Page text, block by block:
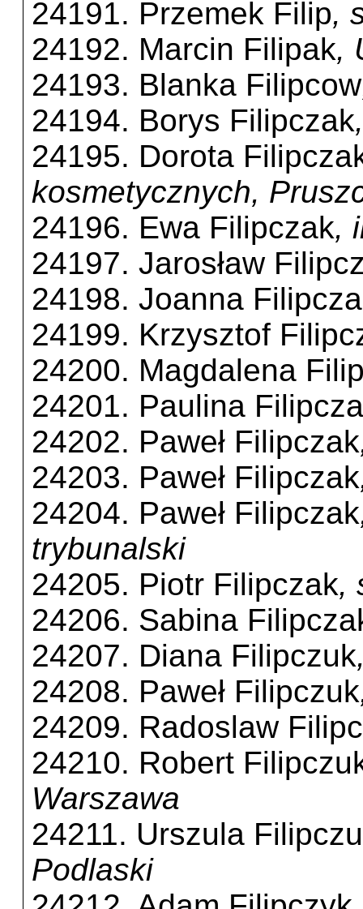
24191. Przemek Filip,
24192. Marcin Filipak,
24193. Blanka Filipcow
24194. Borys Filipczak
24195. Dorota
kosmetycznych,
24196. Ewa Filipczak,
24197. Jarosław
24198. Joanna
24199. Krzysztof
24200. Magdalena
24201. Paulina
24202. Paweł Filipczak
24203. Paweł Filipczak
24204. Paweł Filipczak
trybunalski
24205. Piotr Filipczak,
24206. Sabina
24207. Diana Filipczuk
24208. Paweł Filipczuk
24209. Radoslaw
24210. Robert
Warszawa
24211. Urszula
Podlaski